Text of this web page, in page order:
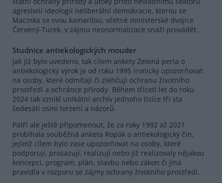
agresivní ideologií neliberální demokracie, kterou se
Macinka se svou kamarilou, včetně ministerské dvojice
Červený-Turek, v zájmu neonormalizace snaží provádět.
Studnice antiekologických mouder
Jak již bylo uvedeno, tak cílem ankety Zelená perla o
antiekologický výrok je od roku 1995 ironicky upozorňovat
na osoby, které odmítají či zlehčují ochranu životního
prostředí a ochránce přírody. Během třiceti let do roku
2024 tak vznikl unikátní archív jednoho tisíce tři sta
šedesáti osmi tvrzení a názorů.
Patří ale ještě připomenout, že za roky 1992 až 2021
probíhala souběžná anketa Ropák o antiekologický čin,
jejímž cílem bylo zase upozorňovat na osoby, které
podporují, prosazují, realizují nebo již realizovaly nějakou
koncepci, program, plán, stavbu nebo zákon či jiná
pravidla v rozporu se zájmy ochrany životního prostředí.